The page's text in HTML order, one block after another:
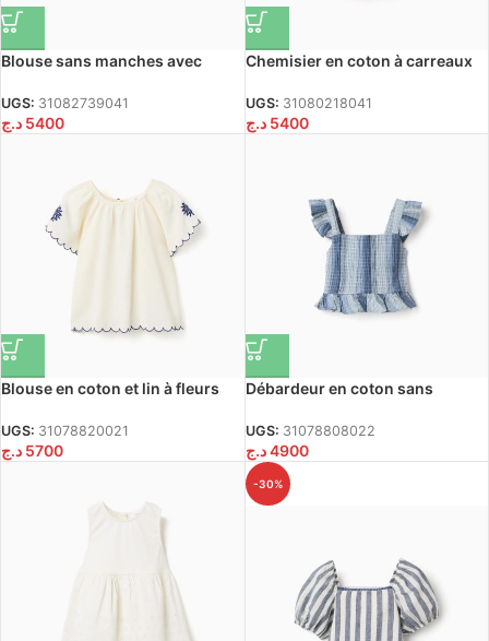
Blouse sans manches avec
pour fille, blanc
UGS: 31082739041
5400 د.ج
Chemisier en coton à carreaux
blanc/jaune/bleu/rouge
UGS: 31080218041
5400 د.ج
Blouse en coton et lin à fleurs
UGS: 31078820021
5700 د.ج
Débardeur en coton sans
pour filles, bleu
UGS: 31078808022
4900 د.ج
-30%